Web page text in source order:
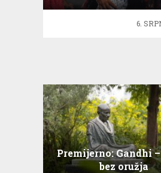
6.
Premijerno: Gandhi
bez oružja